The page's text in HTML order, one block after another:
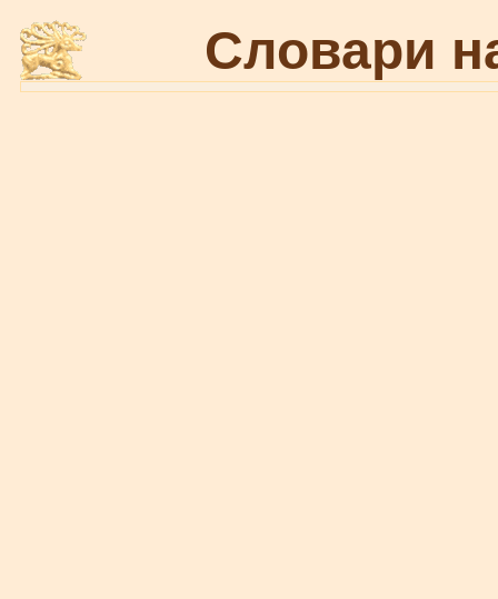
Словари